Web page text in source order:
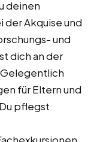
deinen
Akquise und
und
dich an der
für Eltern und
pflegst